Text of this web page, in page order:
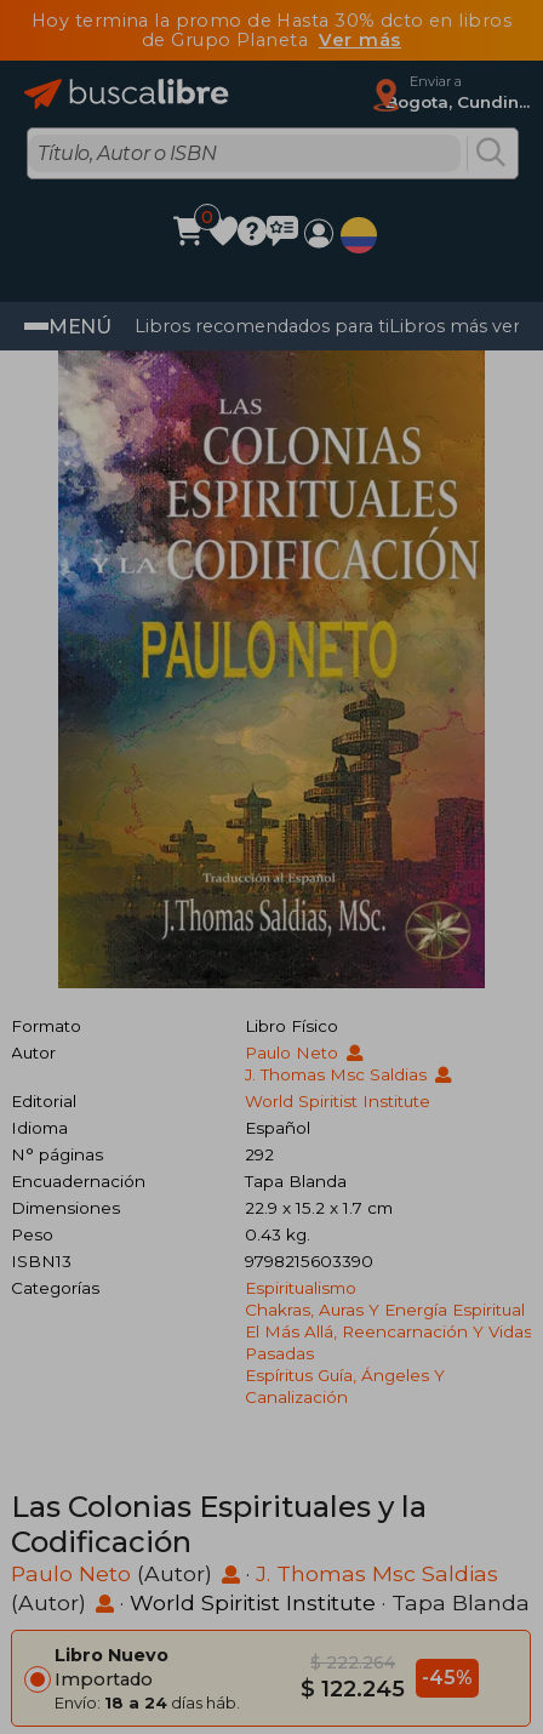
Hoy termina la promo de Hasta 30% dcto en libros
de Grupo Planeta Ver más
Enviar a
Bogota, Cundinamarca
0
MENÚ Libros recomendados para tiLibros más
Formato
Libro Físico
Autor
Paulo Neto
J. Thomas Msc Saldias
Editorial
World Spiritist Institute
Idioma
Español
N° páginas
292
Encuadernación
Tapa Blanda
Dimensiones
22.9 x 15.2 x 1.7 cm
Peso
0.43 kg.
ISBN13
9798215603390
Categorías
Espiritualismo
Chakras, Auras Y Energía Espiritual
El Más Allá, Reencarnación Y Vidas
Pasadas
Espíritus Guía, Ángeles Y
Canalización
Las Colonias Espirituales y la
Codificación
Paulo Neto (Autor) · J. Thomas Msc Saldias
(Autor)
· World Spiritist Institute · Tapa Blanda
Libro Nuevo
Importado
Envío: 18 a 24 días háb.
$ 222.264
$ 122.245 -45%